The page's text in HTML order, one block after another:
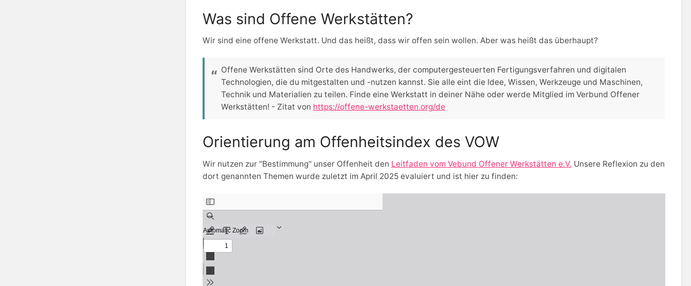
Was sind Offene Werkstätten?
Wir sind eine offene Werkstatt. Und das heißt, dass wir offen sein wollen. Aber was heißt das überhaupt?
Offene Werkstätten sind Orte des Handwerks, der computergesteuerten Fertigungsverfahren und digitalen
Technologien, die du mitgestalten und -nutzen kannst. Sie alle eint die Idee, Wissen, Werkzeuge und Maschinen,
Technik und Materialien zu teilen. Finde eine Werkstatt in deiner Nähe oder werde Mitglied im Verbund Offener
Werkstätten! - Zitat von https://offene-werkstaetten.org/de
Orientierung am Offenheitsindex des VOW
Wir nutzen zur "Bestimmung" unser Offenheit den Leitfaden vom Vebund Offener Werkstätten e.V. Unsere Reflexion zu den
dort genannten Themen wurde zuletzt im April 2025 evaluiert und ist hier zu finden: